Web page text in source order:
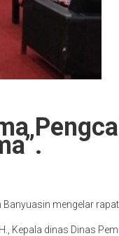
mengelar
Kepala dinas Dinas